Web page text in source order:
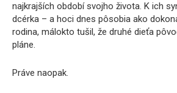
najkrajších období svojho života. K ich
dcérka – a hoci dnes pôsobia ako
rodina, málokto tušil, že druhé dieťa
pláne.
Práve naopak.